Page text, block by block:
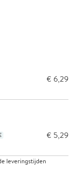
€ 6,29
€ 5,29
leveringstijden